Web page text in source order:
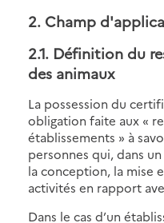
2. Champ
2.1. Définition du
des animaux
La possession du
obligation faite aux «
établissements » à
personnes qui, dans
la conception, la mise
activités en rapport
Dans le cas d’un